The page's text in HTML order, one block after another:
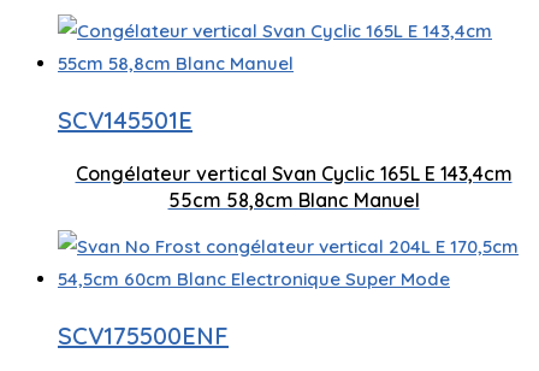
SCV145501E
Congélateur vertical Svan Cyclic 165L E 143,4cm
55cm 58,8cm Blanc Manuel
Technologie cyclique
Capacité 165 litres Faible
SCV175500ENF